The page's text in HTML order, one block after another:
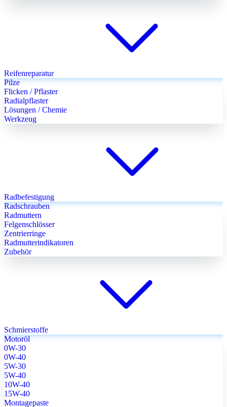
Reifenreparatur
Pilze
Flicken / Pflaster
Radialpflaster
Lösungen / Chemie
Werkzeug
Radbefestigung
Radschrauben
Radmuttern
Felgenschlösser
Zentrierringe
Radmutterindikatoren
Zubehör
Schmierstoffe
Motoröl
0W-30
0W-40
5W-30
5W-40
10W-40
15W-40
Montagepaste